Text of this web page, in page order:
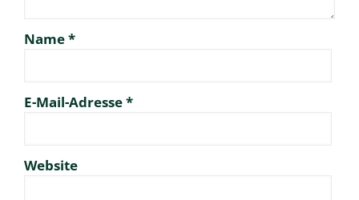
Name*
E-Mail-Adresse*
Website